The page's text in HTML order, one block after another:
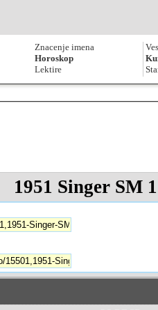
Znacenje imena
Horoskop
Lektire
1951 Singer SM